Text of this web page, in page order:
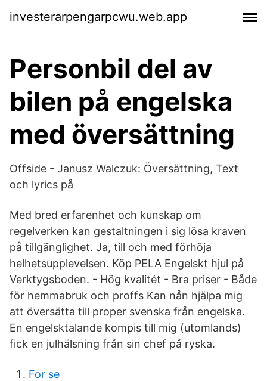
investerarpengarpcwu.web.app
Personbil del av
bilen på engelska
med översättning
Offside - Janusz Walczuk: Översättning, Text
och lyrics på
Med bred erfarenhet och kunskap om
regelverken kan gestaltningen i sig lösa kraven
på tillgänglighet. Ja, till och med förhöja
helhetsupplevelsen. Köp PELA Engelskt hjul på
Verktygsboden. - Hög kvalitét - Bra priser - Både
för hemmabruk och proffs Kan nån hjälpa mig
att översätta till proper svenska från engelska.
En engelsktalande kompis till mig (utomlands)
fick en julhälsning från sin chef på ryska.
For se